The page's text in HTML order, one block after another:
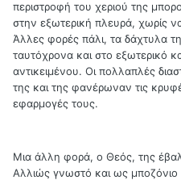
περιστροφή του χεριού της
στην εξωτερική πλευρά, χωρίς
Άλλες φορές πάλι, τα δάχτυλα
ταυτόχρονα και στο εξωτερικό
αντικειμένου. Οι πολλαπλές
της και της φανέρωναν τις
εφαρμογές τους.
Μια άλλη φορά, ο Θεός, της
Αλλιώς γνωστό και ως